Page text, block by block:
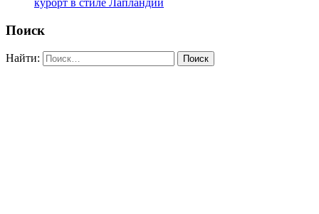
курорт в стиле Лапландии
Поиск
Найти: